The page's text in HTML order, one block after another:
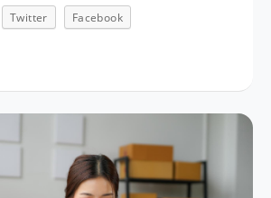
secara efisien. Transaksi
lagi hanya terjadi secara tatap muka di
Twitter Facebook